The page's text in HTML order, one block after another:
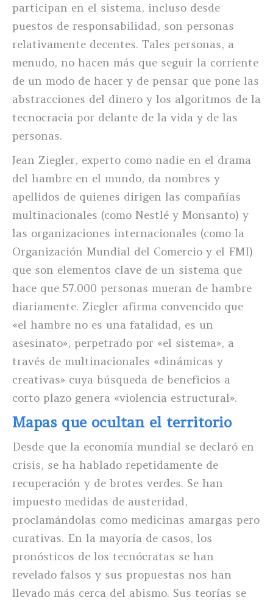
participan en el sistema, incluso desde
puestos de responsabilidad, son personas
relativamente decentes. Tales personas, a
menudo, no hacen más que seguir la corriente
de un modo de hacer y de pensar que pone las
abstracciones del dinero y los algoritmos de la
tecnocracia por delante de la vida y de las
personas.
Jean Ziegler, experto como nadie en el drama
del hambre en el mundo, da nombres y
apellidos de quienes dirigen las compañías
multinacionales (como Nestlé y Monsanto) y
las organizaciones internacionales (como la
Organización Mundial del Comercio y el FMI)
que son elementos clave de un sistema que
hace que 57.000 personas mueran de hambre
diariamente. Ziegler afirma convencido que
«el hambre no es una fatalidad, es un
asesinato», perpetrado por «el sistema», a
través de multinacionales «dinámicas y
creativas» cuya búsqueda de beneficios a
corto plazo genera «violencia estructural».
Mapas que ocultan el territorio
Desde que la economía mundial se declaró en
crisis, se ha hablado repetidamente de
recuperación y de brotes verdes. Se han
impuesto medidas de austeridad,
proclamándolas como medicinas amargas pero
curativas. En la mayoría de casos, los
pronósticos de los tecnócratas se han
revelado falsos y sus propuestas nos han
llevado más cerca del abismo. Sus teorías se